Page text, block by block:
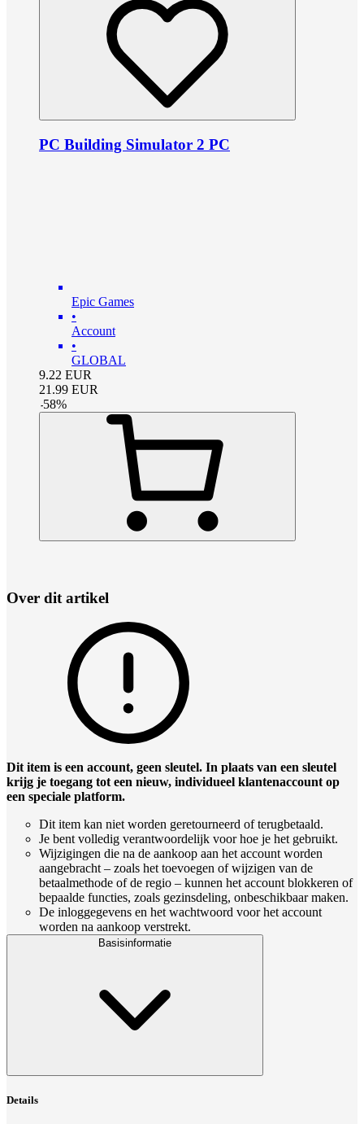
PC Building Simulator 2 PC
Epic Games
•
Account
•
GLOBAL
9.22 EUR
21.99 EUR
-58%
Over dit artikel
Dit item is een account, geen sleutel. In plaats van een sleutel
krijg je toegang tot een nieuw, individueel klantenaccount op
een speciale platform.
Dit item kan niet worden geretourneerd of terugbetaald.
Je bent volledig verantwoordelijk voor hoe je het gebruikt.
Wijzigingen die na de aankoop aan het account worden
aangebracht – zoals het toevoegen of wijzigen van de
betaalmethode of de regio – kunnen het account blokkeren of
bepaalde functies, zoals gezinsdeling, onbeschikbaar maken.
De inloggegevens en het wachtwoord voor het account
worden na aankoop verstrekt.
Basisinformatie
Details